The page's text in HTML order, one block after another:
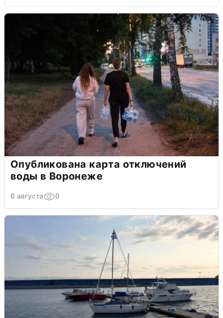
Опубликована карта отключений
воды в Воронеже
6 августа 0